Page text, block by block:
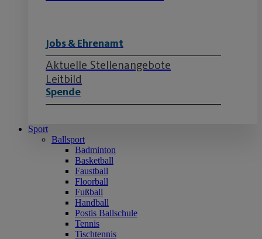
Jobs & Ehrenamt
Aktuelle Stellenangebote
Leitbild
Spende
Sport
Ballsport
Badminton
Basketball
Faustball
Floorball
Fußball
Handball
Postis Ballschule
Tennis
Tischtennis